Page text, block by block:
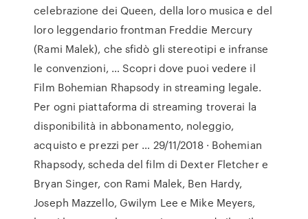
celebrazione dei Queen, della loro musica e del
loro leggendario frontman Freddie Mercury
(Rami Malek), che sfidò gli stereotipi e infranse
le convenzioni, … Scopri dove puoi vedere il
Film Bohemian Rhapsody in streaming legale.
Per ogni piattaforma di streaming troverai la
disponibilità in abbonamento, noleggio,
acquisto e prezzi per … 29/11/2018 · Bohemian
Rhapsody, scheda del film di Dexter Fletcher e
Bryan Singer, con Rami Malek, Ben Hardy,
Joseph Mazzello, Gwilym Lee e Mike Meyers,